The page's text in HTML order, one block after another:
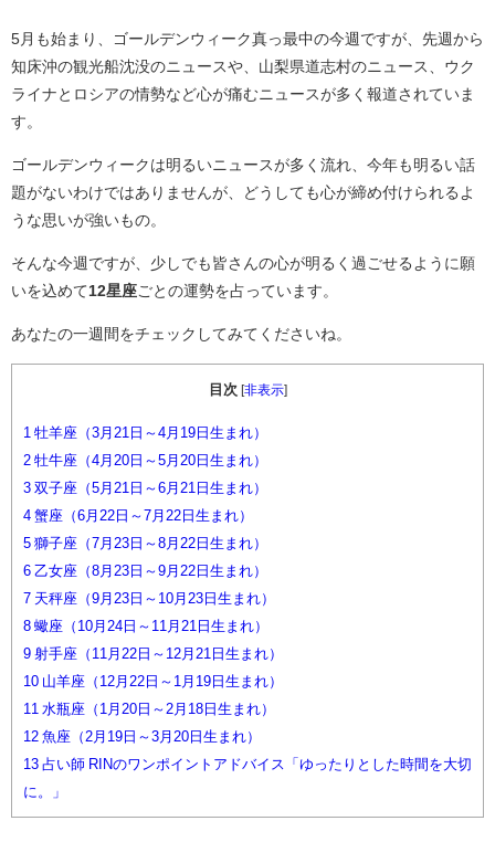
5月も始まり、ゴールデンウィーク真っ最中の今週ですが、先週から
知床沖の観光船沈没のニュースや、山梨県道志村のニュース、ウク
ライナとロシアの情勢など心が痛むニュースが多く報道されていま
す。
ゴールデンウィークは明るいニュースが多く流れ、今年も明るい話
題がないわけではありませんが、どうしても心が締め付けられるよ
うな思いが強いもの。
そんな今週ですが、少しでも皆さんの心が明るく過ごせるように願
いを込めて12星座 ごとの運勢を占っています。
あなたの一週間をチェックしてみてくださいね。
目次 [非表示]
1 牡羊座（3月21日～4月19日生まれ）
2 牡牛座（4月20日～5月20日生まれ）
3 双子座（5月21日～6月21日生まれ）
4 蟹座（6月22日～7月22日生まれ）
5 獅子座（7月23日～8月22日生まれ）
6 乙女座（8月23日～9月22日生まれ）
7 天秤座（9月23日～10月23日生まれ）
8 蠍座（10月24日～11月21日生まれ）
9 射手座（11月22日～12月21日生まれ）
10 山羊座（12月22日～1月19日生まれ）
11 水瓶座（1月20日～2月18日生まれ）
12 魚座（2月19日～3月20日生まれ）
13 占い師 RINのワンポイントアドバイス「ゆったりとした時間を大切
に。」